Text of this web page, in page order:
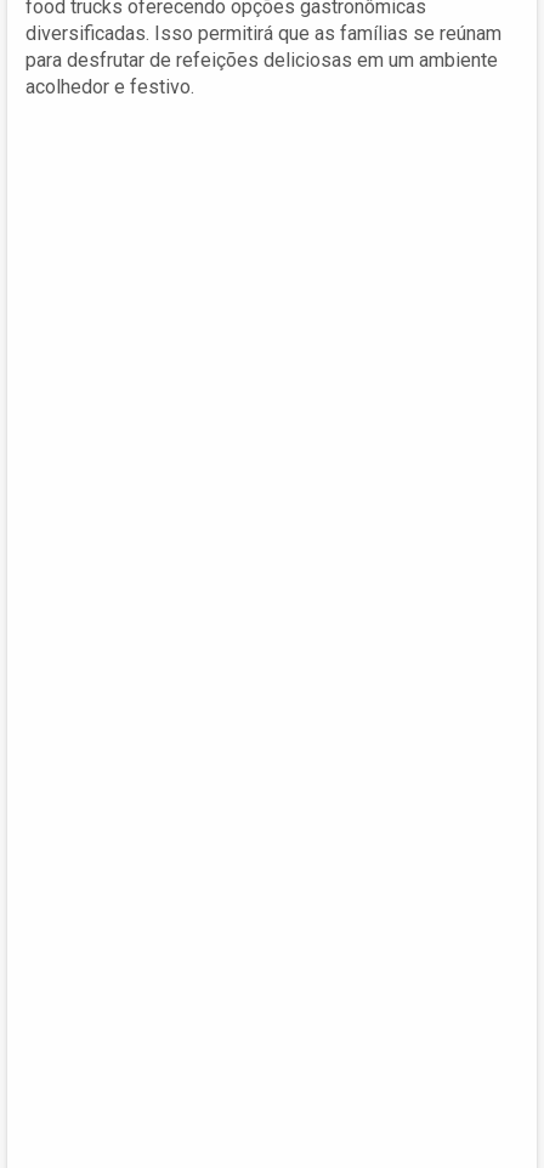
food trucks oferecendo opções gastronômicas
diversificadas. Isso permitirá que as famílias se reúnam
para desfrutar de refeições deliciosas em um ambiente
acolhedor e festivo.